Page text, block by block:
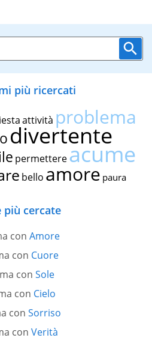
più ricercati
attività problema
divertente
permettereacume
bello amore paura
più cercate
con Amore
con Cuore
con Sole
con Cielo
con Sorriso
con Verità